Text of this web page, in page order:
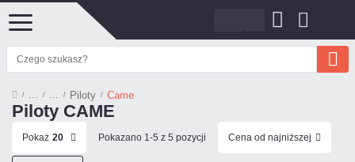
Piloty Came
Piloty CAME
Pokaż 20 Pokazano 1-5 z 5 pozycji Cena od najniższej